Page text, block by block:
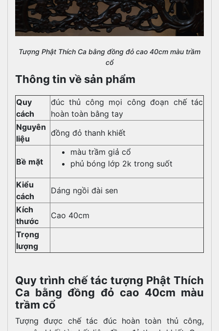
Tượng Phật Thích Ca bằng đồng đỏ cao 40cm màu trầm
cổ
Thông tin về sản phẩm
Quy
cách
đúc thủ công mọi công đoạn chế tác
hoàn toàn bằng tay
Nguyên
liệu
đồng đỏ thanh khiết
Bề mặt
màu trầm giả cổ
phủ bóng lớp 2k trong suốt
Kiểu
cách
Dáng ngồi đài sen
Kích
thước
Cao 40cm
Trọng
lượng
Quy trình chế tác tượng Phật Thích
Ca bằng đồng đỏ cao 40cm màu
trầm cổ
Tượng được chế tác đúc hoàn toàn thủ công,